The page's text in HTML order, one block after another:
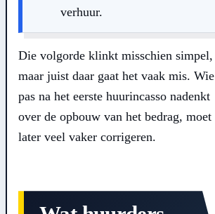
verhuur.
Die volgorde klinkt misschien simpel,
maar juist daar gaat het vaak mis. Wie
pas na het eerste huurincasso nadenkt
over de opbouw van het bedrag, moet
later veel vaker corrigeren.